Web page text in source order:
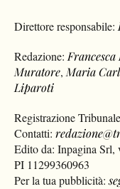
Direttore responsabile:
Redazione:
Muratore, Maria
Liparoti
Registrazione
Contatti:
Edito da: Inpagina Srl,
PI 11299360963
Per la tua pubblicità: